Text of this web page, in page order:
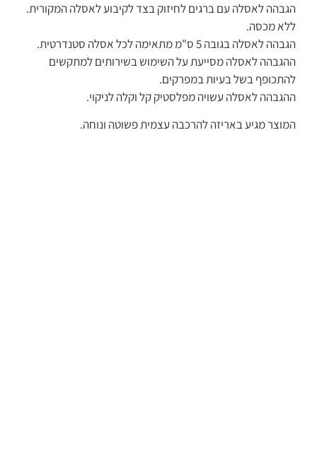
הגבהה לאסלה עם ברגים לחיזוק בצד לקיבוע לאסלה המקורית.
ללא מכסה.
הגבהה לאסלה בגובה 5 ס"מ מתאימה לכל אסלה סטנדרטית.
ההגבהה לאסלה מסייעת על השימוש בשירותים למתקשים
להתכופף בשל בעיות במפרקים.
ההגבהה לאסלה עשויה מפלסטיק קל וקלה לניקוי.
המוצר מגיע באריזה להרכבה עצמית פשוטה ונוחה.